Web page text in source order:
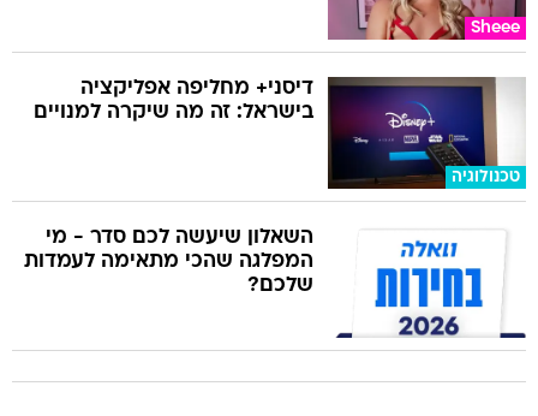
Sheee
טכנולוגיה
דיסני+ מחליפה אפליקציה
בישראל: זה מה שיקרה למנויים
השאלון שיעשה לכם סדר - מי
המפלגה שהכי מתאימה לעמדות
שלכם?